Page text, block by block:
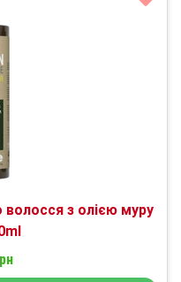
з олією муру